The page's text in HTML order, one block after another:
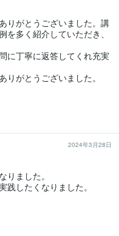
りがとうございました。講
多く紹介していただき、
に丁寧に返答してくれ充実
がとうございました。
2024年3月28日
りました。
したくなりました。